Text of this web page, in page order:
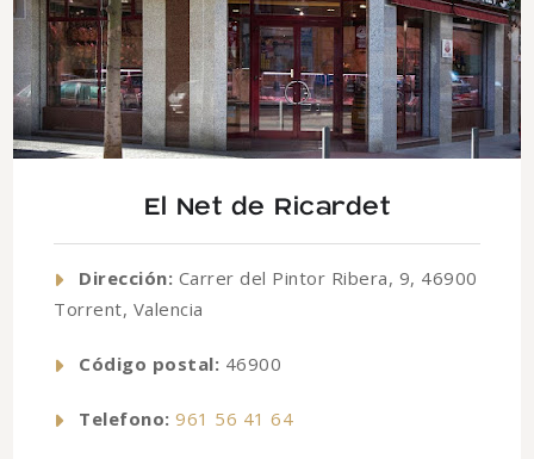
El Net de Ricardet
Dirección: Carrer del Pintor Ribera, 9, 46900
Torrent, Valencia
Código postal: 46900
Telefono: 961 56 41 64